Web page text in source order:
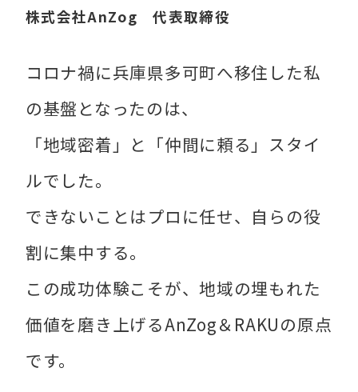
株式会社AnZog 代表取締役
コロナ禍に兵庫県多可町へ移住した私
の基盤となったのは、
「地域密着」と「仲間に頼る」スタイ
ルでした。
できないことはプロに任せ、自らの役
割に集中する。
この成功体験こそが、地域の埋もれた
価値を磨き上げるAnZog＆RAKUの原点
です。